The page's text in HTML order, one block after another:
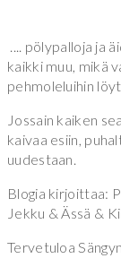
.... pölypalloja ja
kaikki muu, mikä
pehmoleluihin
Jossain kaiken
kaivaa esiin,
uudestaan.
Blogia kirjoittaa:
Jekku & Ässä &
Tervetuloa